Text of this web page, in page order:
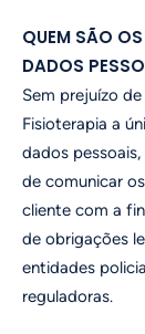
QUEM SÃO
DADOS
Sem prejuízo
Fisioterapia a
dados
de comunicar
cliente com a
de obrigações
entidades
reguladoras.